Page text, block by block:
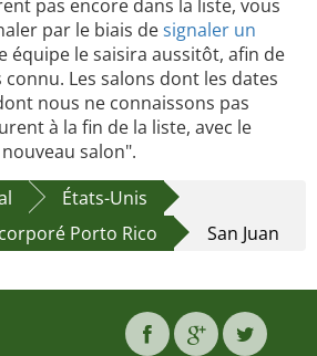
pas encore dans la liste, vous
par le biais designaler un
équipe le saisira aussitôt, afin de
Les salons dont les dates
nous ne connaissons pas
à la fin de la liste, avec le
salon".
États-Unis
Porto Rico
San Juan